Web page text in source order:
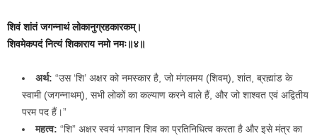
शिवं शांतं जगन्नाथं लोकानुग्रहकारकम्।
शिवमेकपदं नित्यं शिकाराय नमो नमः॥४॥
अर्थ: “उस ‘शि’ अक्षर को नमस्कार है, जो मंगलमय (शिवम्), शांत, ब्रह्मांड के
स्वामी (जगन्नाथम्), सभी लोकों का कल्याण करने वाले हैं, और जो शाश्वत एवं अद्वितीय
परम पद हैं।”
महत्व: “शि” अक्षर स्वयं भगवान शिव का प्रतिनिधित्व करता है और इसे मंत्र का